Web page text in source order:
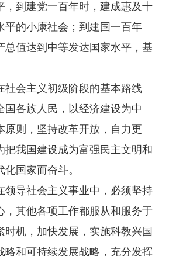
，到建党一百年时，建成惠及十
平的小康社会；到建国一百年
总值达到中等发达国家水平，基
社会主义初级阶段的基本路线
国各族人民，以经济建设为中
原则，坚持改革开放，自力更
把我国建设成为富强民主文明和
国家而奋斗。
领导社会主义事业中，必须坚持
，其他各项工作都服从和服务于
时机，加快发展，实施科教兴国
略和可持续发展战略，充分发挥